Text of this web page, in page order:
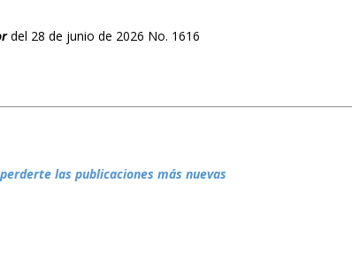
del 28 de junio de 2026 No. 1616
las publicaciones más nuevas